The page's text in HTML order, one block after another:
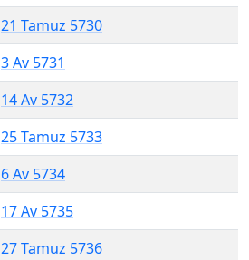
21 Tamuz 5730
3 Av 5731
14 Av 5732
25 Tamuz 5733
6 Av 5734
17 Av 5735
27 Tamuz 5736